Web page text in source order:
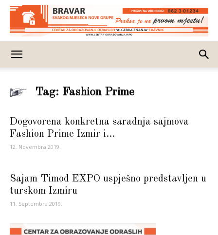
Tag: Fashion Prime
Dogovorena konkretna saradnja sajmova
Fashion Prime Izmir i...
12. Novembra 2019.
Sajam Timod EXPO uspješno predstavljen u
turskom Izmiru
11. Septembra 2019.